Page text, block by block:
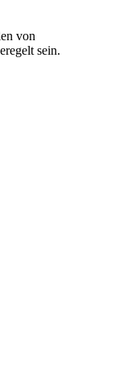
von
sein.